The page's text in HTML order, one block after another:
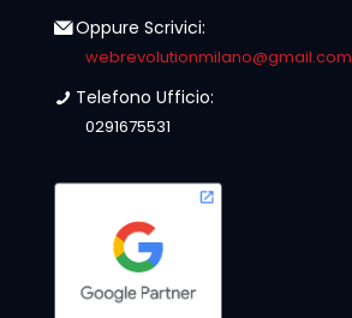
Oppure Scrivici:
webrevolutionmilano@gmail.com
Telefono Ufficio:
0291675531